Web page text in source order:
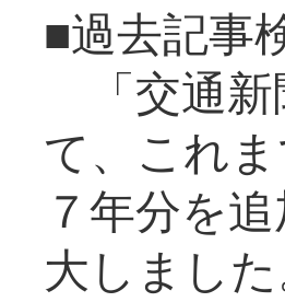
■過去記事
「交通
て、これ
７年分を
大し